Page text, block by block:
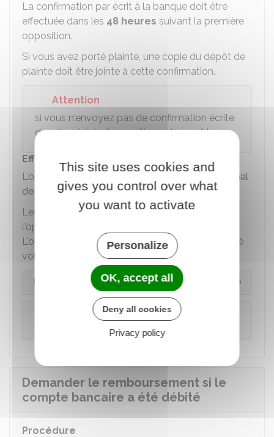
La confirmation par écrit à la banque doit être
effectuée dans les 48 heures suivant la première
opposition.
Si vous avez porté plainte, une copie du dépôt de
plainte doit être jointe à cette confirmation.
Attention
si vous n'envoyez pas de confirmation écrite
dans les délais, l'opposition estannulée.
Effets de l'opposition
L'opposition est enregistrée dans le
fichier national
des chèques irréguliers (FNCI)
Les conséquences seront différentes selon que
l'opposition sur le chèque est justifiée ou non.
L'opposition est injustifiée si le chèque n'a pas été
volé ou utilisé frauduleusement.
La banque estime que l'opposition est justifiée
La banque estime que l'opposition est
injustifiée
Demander le remboursement si le
compte bancaire a été débité
Procédure
This site uses cookies and
gives you control over what
you want to activate
Personalize
OK, accept all
Deny all cookies
Privacy policy